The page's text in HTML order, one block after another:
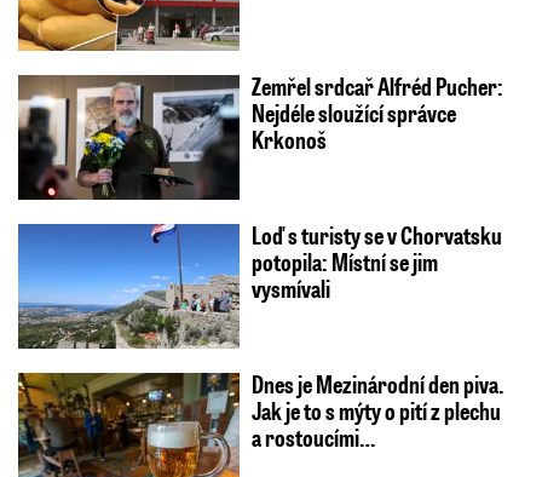
Zemřel srdcař Alfréd Pucher:
Nejdéle sloužící správce
Krkonoš
Loď s turisty se v Chorvatsku
potopila: Místní se jim
vysmívali
Dnes je Mezinárodní den piva.
Jak je to s mýty o pití z plechu
a rostoucími…